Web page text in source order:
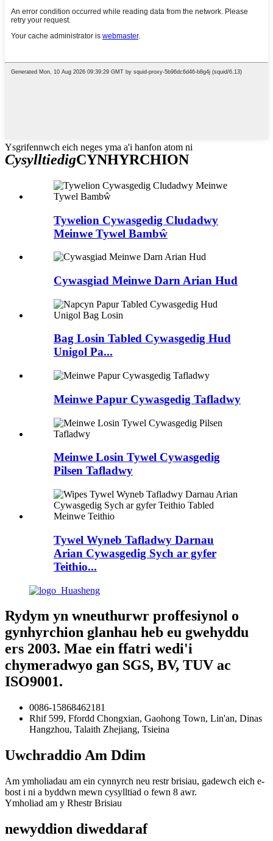
Ysgrifennwch eich neges yma a'i hanfon atom ni
CysylltiedigCYNHYRCHION
Tywelion Cywasgedig Cludadwy
Meinwe Tywel Bambŵ
Cywasgiad Meinwe Darn Arian Hud
Bag Losin Tabled Cywasgedig Hud
Unigol Pa...
Meinwe Papur Cywasgedig Tafladwy
Meinwe Losin Tywel Cywasgedig
Pilsen Tafladwy
Tywel Wyneb Tafladwy Darnau
Arian Cywasgedig Sych ar gyfer
Teithio...
Rydym yn wneuthurwr proffesiynol o
gynhyrchion glanhau heb eu gwehyddu
ers 2003. Mae ein ffatri wedi'i
chymeradwyo gan SGS, BV, TUV ac
ISO9001.
0086-15868462181
Rhif 599, Ffordd Chongxian, Gaohong Town, Lin'an, Dinas
Hangzhou, Talaith Zhejiang, Tsieina
Uwchraddio Am Ddim
Am ymholiadau am ein cynnyrch neu restr brisiau, gadewch eich e-
bost i ni a byddwn mewn cysylltiad o fewn 8 awr.
Ymholiad am y Rhestr Brisiau
newyddion diweddaraf